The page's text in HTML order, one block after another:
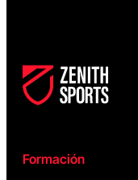
Formación